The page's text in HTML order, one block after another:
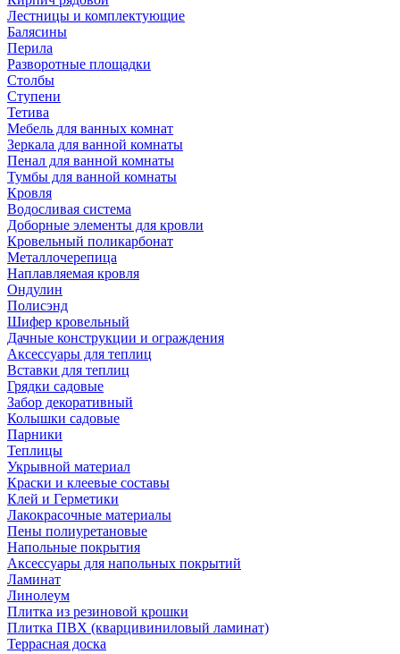
Лестницы и комплектующие
Балясины
Перила
Разворотные площадки
Столбы
Ступени
Тетива
Мебель для ванных комнат
Зеркала для ванной комнаты
Пенал для ванной комнаты
Тумбы для ванной комнаты
Кровля
Водосливая система
Доборные элементы для кровли
Кровельный поликарбонат
Металлочерепица
Наплавляемая кровля
Ондулин
Полисэнд
Шифер кровельный
Дачные конструкции и ограждения
Аксессуары для теплиц
Вставки для теплиц
Грядки садовые
Забор декоративный
Колышки садовые
Парники
Теплицы
Укрывной материал
Краски и клеевые составы
Клей и Герметики
Лакокрасочные материалы
Пены полиуретановые
Напольные покрытия
Аксессуары для напольных покрытий
Ламинат
Линолеум
Плитка из резиновой крошки
Плитка ПВХ (кварцивиниловый ламинат)
Террасная доска